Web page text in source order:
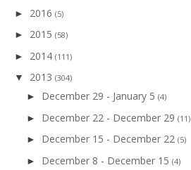
► 2016 (5)
► 2015 (58)
► 2014 (111)
▼ 2013 (304)
► December 29 - January 5 (4)
► December 22 - December 29 (11)
► December 15 - December 22 (5)
► December 8 - December 15 (4)